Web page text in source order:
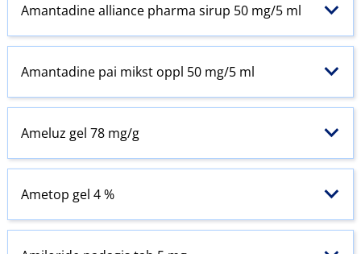
Amantadine alliance pharma sirup 50 mg/5 ml
Amantadine pai mikst oppl 50 mg/5 ml
Ameluz gel 78 mg/g
Ametop gel 4 %